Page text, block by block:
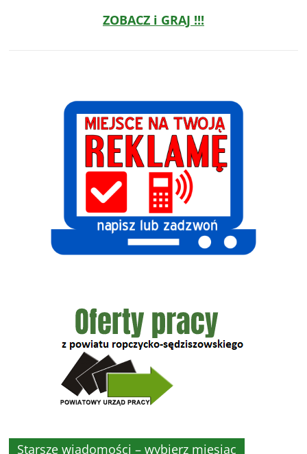
ZOBACZ i GRAJ !!!
Starsze wiadomości – wybierz miesiąc